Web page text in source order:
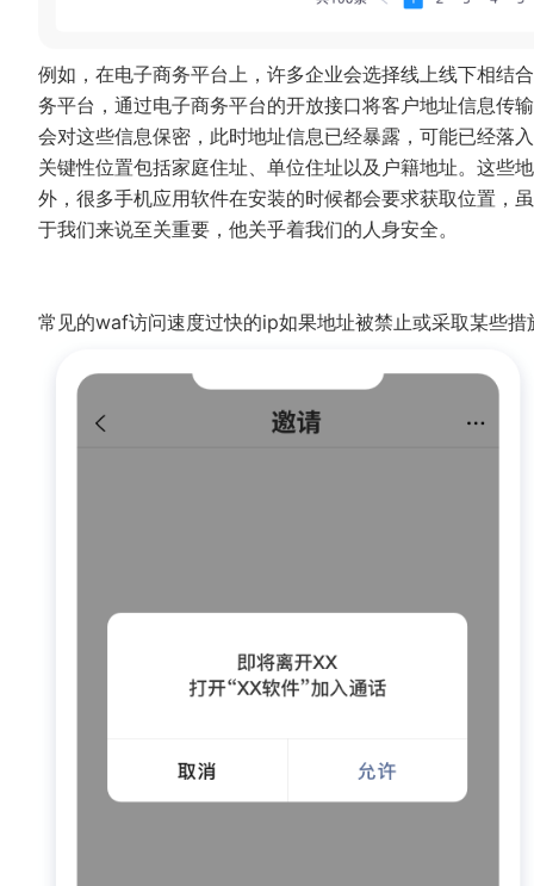
例如，在电子商务平台上，许多企业会选择线上线下相结
务平台，通过电子商务平台的开放接口将客户地址信息传
会对这些信息保密，此时地址信息已经暴露，可能已经落
关键性位置包括家庭住址、单位住址以及户籍地址。这些
外，很多手机应用软件在安装的时候都会要求获取位置，
于我们来说至关重要，他关乎着我们的人身安全。
常见的waf访问速度过快的ip如果地址被禁止或采取某些